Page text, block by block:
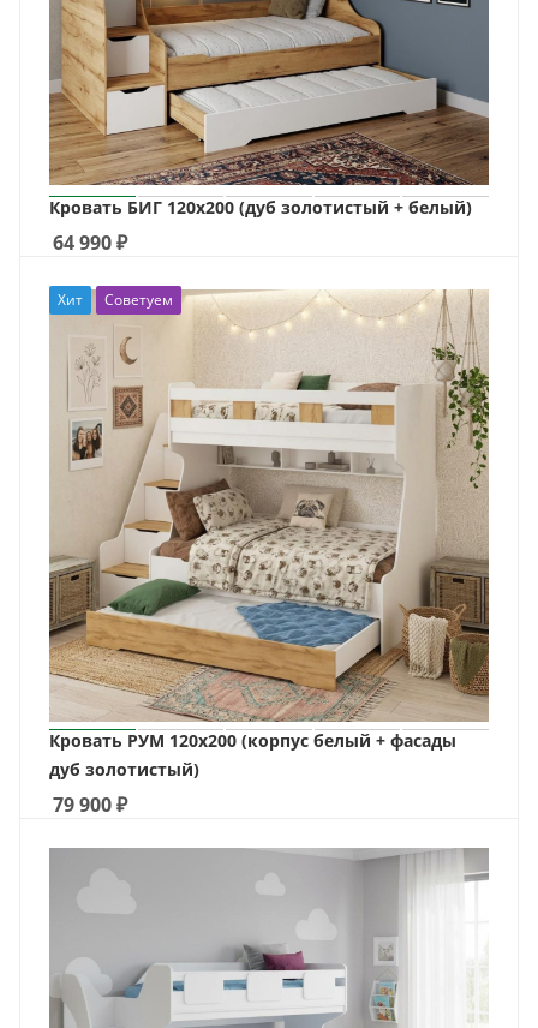
Кровать БИГ 120х200 (дуб золотистый + белый)
64 990₽
Хит Советуем
Кровать РУМ 120х200 (корпус белый + фасады
дуб золотистый)
79 900₽